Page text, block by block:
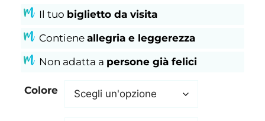
Il tuo biglietto da visita
Contiene allegria e leggerezza
Non adatta a persone già felici
Colore